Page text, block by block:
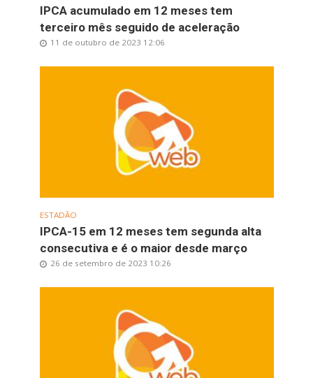
IPCA acumulado em 12 meses tem
terceiro mês seguido de aceleração
11 de outubro de 2023 12:06
ESTADÃO
IPCA-15 em 12 meses tem segunda alta
consecutiva e é o maior desde março
26 de setembro de 2023 10:26